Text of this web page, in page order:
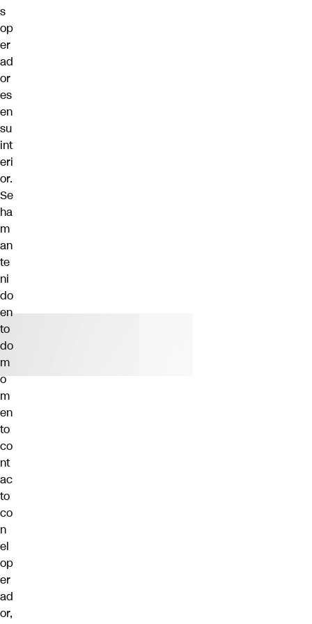
s
op
er
ad
or
es
en
su
int
eri
or.
Se
ha
m
an
te
ni
do
en
to
do
m
o
m
en
to
co
nt
ac
to
co
n
el
op
er
ad
or,